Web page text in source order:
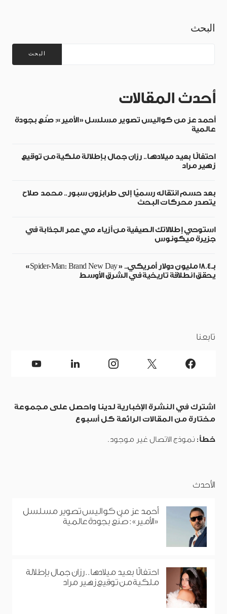
البحث
البحث
أحدث المقالات
أحمد عز من كواليس تصوير مسلسل «الأمير»: صُنع بجودة
عالمية
احتفالًا بعيد ميلادها.. رزان جمال بإطلالة ملكية من توقيع
زهير مراد
بعد حسم انتقاله رسميًا إلى طرابزون سبور.. محمد صلاح
يتصدر محركات البحث
استوحي إطلالاتك الصيفية من أزياء مي عمر الجذابة في
جزيرة ميكونوس
بـ18.4 مليون دولار أمريكي.. «Spider-Man: Brand New Day»
يحقق انطلاقة تاريخية في الشرق الأوسط
تابعنا
اشترك في النشرة الإخبارية لدينا واحصل على مجموعة
مختارة من المقالات الرائعة كل أسبوع
خطأ: نموذج الاتصال غير موجود.
الأحدث
أحمد عز من كواليس تصوير مسلسل
«الأمير»: صُنع بجودة عالمية
احتفالًا بعيد ميلادها.. رزان جمال بإطلالة
ملكية من توقيع زهير مراد